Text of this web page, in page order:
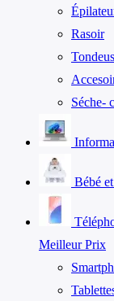
Rasoir
Séche-
Bébé
Meilleur Prix